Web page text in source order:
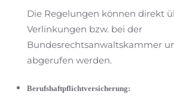
Die Regelungen können direkt
Verlinkungen bzw. bei der
Bundesrechtsanwaltskammer
abgerufen werden.
Berufshaftpflichtversicherung: